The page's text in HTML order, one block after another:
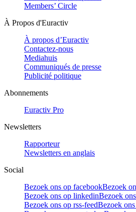
Members’ Circle
À Propos d'Euractiv
À propos d’Euractiv
Contactez-nous
Mediahuis
Communiqués de presse
Publicité politique
Abonnements
Euractiv Pro
Newsletters
Rapporteur
Newsletters en anglais
Social
Bezoek ons op facebookBezoek
Bezoek ons op linkedinBezoek
Bezoek ons op rss-feedBezoek